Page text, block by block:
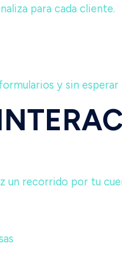
para cada cliente.
y sin esperar
un recorrido por tu